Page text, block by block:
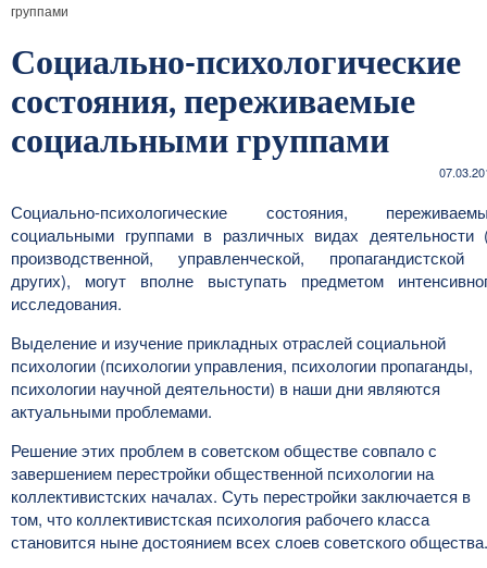
группами
Социально-психологические
состояния, переживаемые
социальными группами
Социально-психологические состояния,
социальными группами в различных видах деятельности
производственной, управленческой, пропагандистской
других), могут вполне выступать предметом
исследования.
Выделение и изучение прикладных отраслей социальной
психологии (психологии управления, психологии пропаганды,
психологии научной деятельности) в наши дни являются
актуальными проблемами.
Решение этих проблем в советском обществе совпало с
завершением перестройки общественной психологии на
коллективистских началах. Суть перестройки заключается в
том, что коллективистская психология рабочего класса
становится ныне достоянием всех слоев советского общества.